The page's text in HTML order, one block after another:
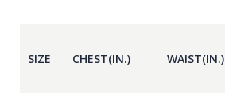
SIZE CHEST(IN.) WAIST(IN.)